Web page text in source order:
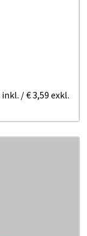
inkl. /€ 3,59 exkl.